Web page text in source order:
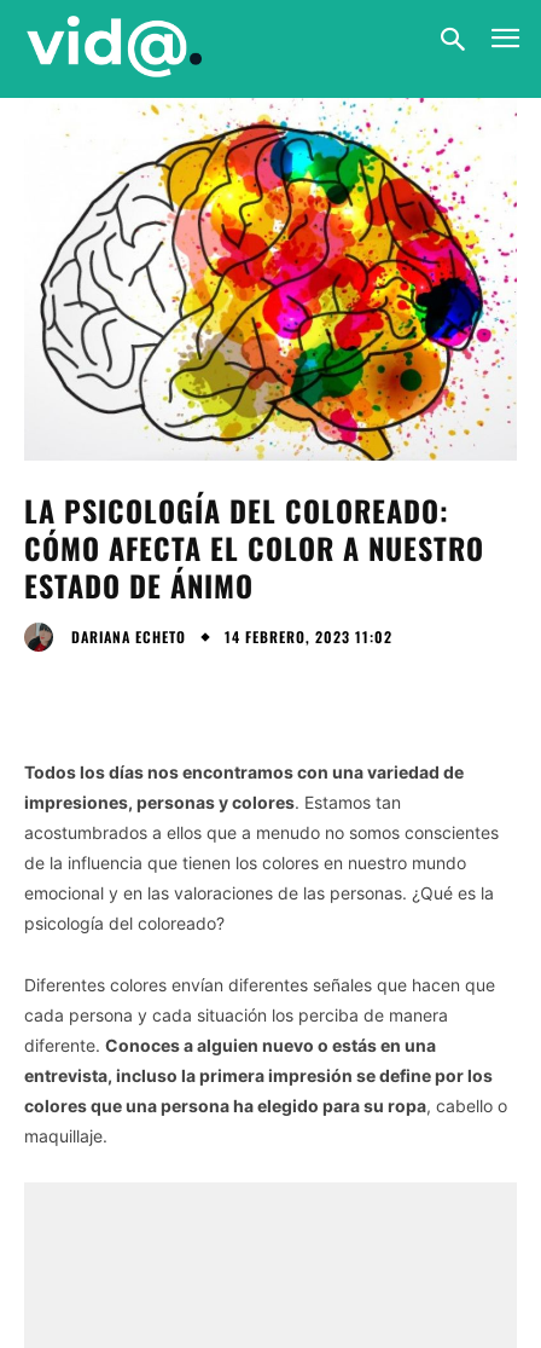
LA PSICOLOGÍA DEL COLOREADO:
CÓMO AFECTA EL COLOR A NUESTRO
ESTADO DE ÁNIMO
DARIANA ECHETO 14 FEBRERO, 2023 11:02
Todos los días nos encontramos con una variedad de
impresiones, personas y colores. Estamos tan
acostumbrados a ellos que a menudo no somos conscientes
de la influencia que tienen los colores en nuestro mundo
emocional y en las valoraciones de las personas. ¿Qué es la
psicología del coloreado?
Diferentes colores envían diferentes señales que hacen que
cada persona y cada situación los perciba de manera
diferente. Conoces a alguien nuevo o estás en una
entrevista, incluso la primera impresión se define por los
colores que una persona ha elegido para su ropa, cabello o
maquillaje.